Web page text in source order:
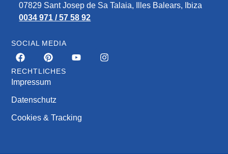
07829‎ Sant Josep de Sa Talaia, Illes Balears, Ibiza
0034 971 / 57 58 92
SOCIAL MEDIA
RECHTLICHES
Impressum
Datenschutz
Cookies & Tracking